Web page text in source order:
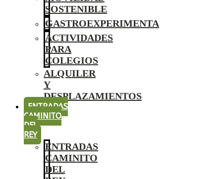
SOSTENIBLE
GASTROEXPERIMENTA
ACTIVIDADES
PARA
COLEGIOS
ALQUILER
Y
DESPLAZAMIENTOS
ENTRADAS
CAMINITO
DEL
REY
ENTRADAS
CAMINITO
DEL